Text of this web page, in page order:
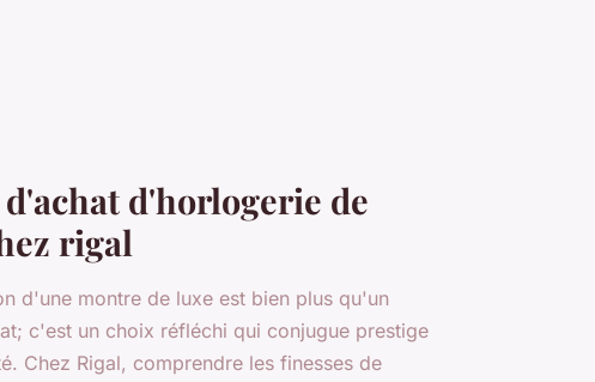
d'horlogerie de
rigal
d'une montre de luxe est bien plus qu'un
c'est un choix réfléchi qui conjugue prestige
Chez Rigal, comprendre les finesses de